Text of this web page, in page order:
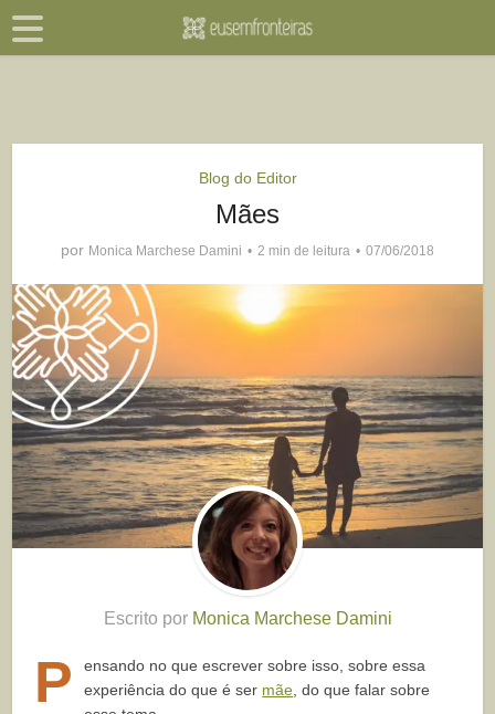
Blog do Editor
Mães
por Monica Marchese Damini 2 min de leitura 07/06/2018
Escrito por Monica Marchese Damini
P
ensando no que escrever sobre isso, sobre essa
experiência do que é ser mãe, do que falar sobre